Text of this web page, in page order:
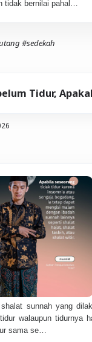
tidak bernilai pahal…
#sedekah
Tidur,
shalat sunnah yang
walaupun tidurnya
sama se…